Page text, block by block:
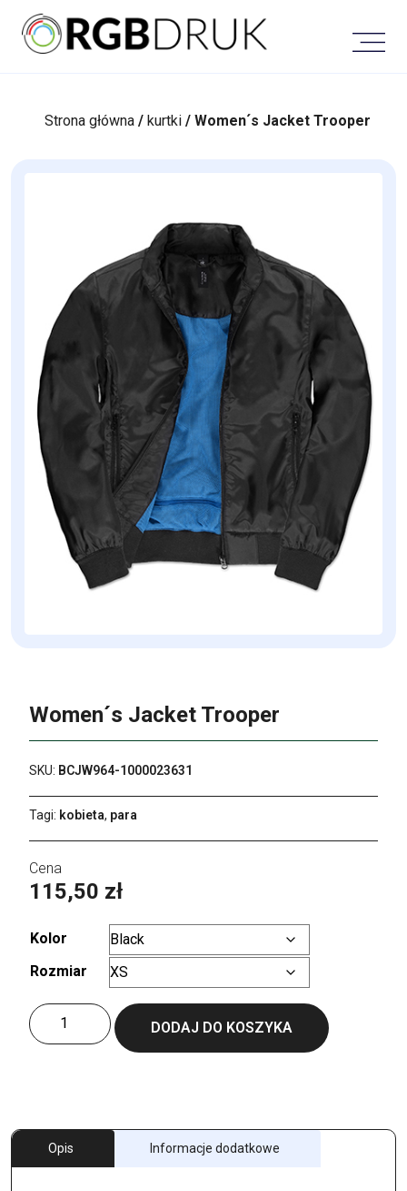
content
Strona główna /kurtki / Women´s Jacket Trooper
Women´s Jacket Trooper
SKU: BCJW964-1000023631
Tagi: kobieta, para
115,50 zł
Kolor
Rozmiar
ilość
Women
DODAJ DO KOSZYKA
Opis Informacje dodatkowe